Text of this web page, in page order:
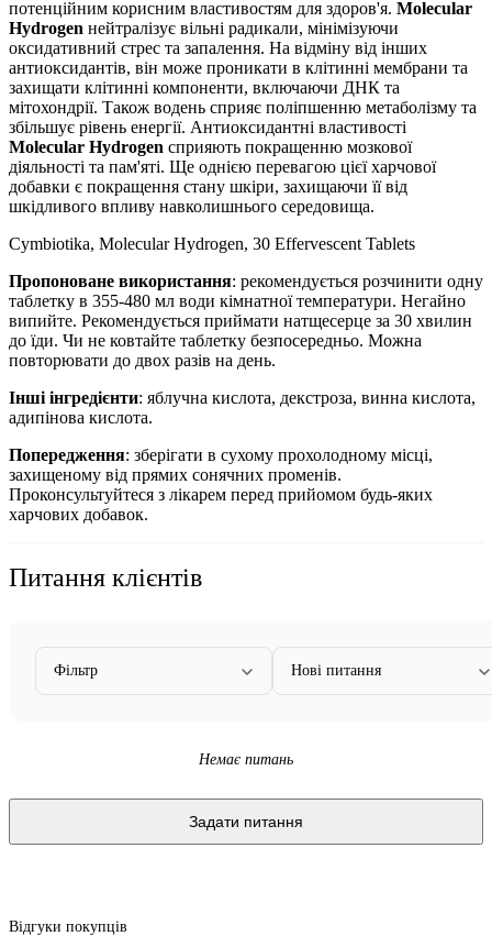
потенційним корисним властивостям для здоров'я. Molecular
Hydrogen нейтралізує вільні радикали, мінімізуючи
оксидативний стрес та запалення. На відміну від інших
антиоксидантів, він може проникати в клітинні мембрани та
захищати клітинні компоненти, включаючи ДНК та
мітохондрії. Також водень сприяє поліпшенню метаболізму та
збільшує рівень енергії. Антиоксидантні властивості
Molecular Hydrogen сприяють покращенню мозкової
діяльності та пам'яті. Ще однією перевагою цієї харчової
добавки є покращення стану шкіри, захищаючи її від
шкідливого впливу навколишнього середовища.
Cymbiotika, Molecular Hydrogen, 30 Effervescent Tablets
Пропоноване використання: рекомендується розчинити одну
таблетку в 355-480 мл води кімнатної температури. Негайно
випийте. Рекомендується приймати натщесерце за 30 хвилин
до їди. Чи не ковтайте таблетку безпосередньо. Можна
повторювати до двох разів на день.
Інші інгредієнти: яблучна кислота, декстроза, винна кислота,
адипінова кислота.
Попередження: зберігати в сухому прохолодному місці,
захищеному від прямих сонячних променів.
Проконсультуйтеся з лікарем перед прийомом будь-яких
харчових добавок.
Питання клієнтів
Фільтр Нові питання
Немає питань
Задати питання
Відгуки покупців